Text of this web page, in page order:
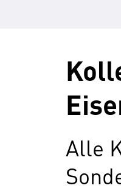
Alle